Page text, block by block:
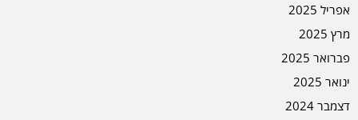
אפריל 2025
מרץ 2025
פברואר 2025
ינואר 2025
דצמבר 2024